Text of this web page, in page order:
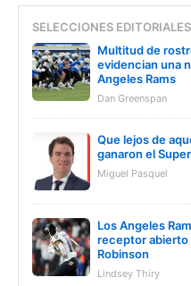
SELECCIONES EDITORIALES
Multitud de
evidencian una
Angeles Rams
Dan Greenspan
Que lejos de
ganaron el
Miguel Pasquel
Los Angeles
receptor abierto
Robinson
Lindsey Thiry